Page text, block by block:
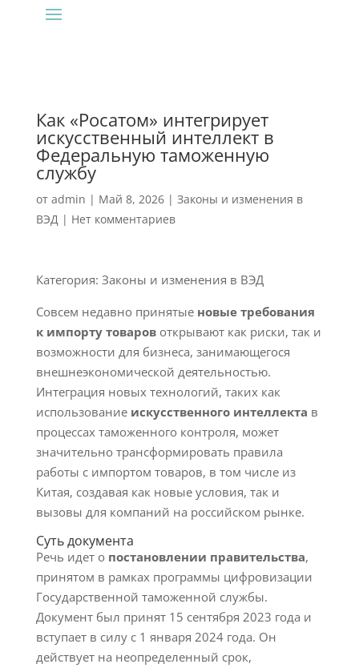
Как «Росатом» интегрирует
искусственный интеллект в
Федеральную таможенную
службу
от admin | Май 8, 2026| Законы и изменения в
ВЭД| Нет комментариев
Категория: Законы и изменения в ВЭД
Совсем недавно принятые новые требования
к импорту товаровоткрывают как риски, так и
возможности для бизнеса, занимающегося
внешнеэкономической деятельностью.
Интеграция новых технологий, таких как
использование искусственного интеллекта в
процессах таможенного контроля, может
значительно трансформировать правила
работы с импортом товаров, в том числе из
Китая, создавая как новые условия, так и
вызовы для компаний на российском рынке.
Суть документа
Речь идет о постановлении правительства,
принятом в рамках программы цифровизации
Государственной таможенной службы.
Документ был принят 15 сентября 2023 года и
вступает в силу с 1 января 2024 года. Он
действует на неопределенный срок,